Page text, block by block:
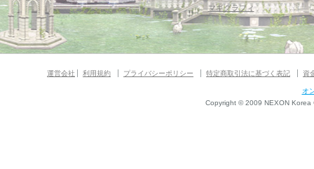
マギグラフィ
運営会社 利用規約 プライバシーポリシー 特定商取引法に基づく表記 資
オ
Copyright © 2009 NEXON Korea